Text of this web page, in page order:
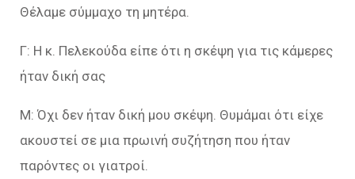
Θέλαμε σύμμαχο τη μητέρα.
Γ: Η κ. Πελεκούδα είπε ότι η σκέψη για τις κάμερες
ήταν δική σας
Μ: Όχι δεν ήταν δική μου σκέψη. Θυμάμαι ότι είχε
ακουστεί σε μια πρωινή συζήτηση που ήταν
παρόντες οι γιατροί.